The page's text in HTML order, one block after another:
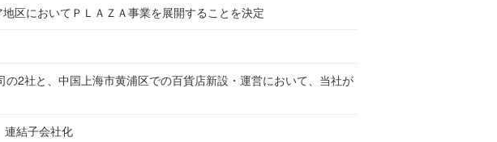
区においてＰＬＡＺＡ事業を展開することを決定
2社と、中国上海市黄浦区での百貨店新設・運営において、当社が
連結子会社化